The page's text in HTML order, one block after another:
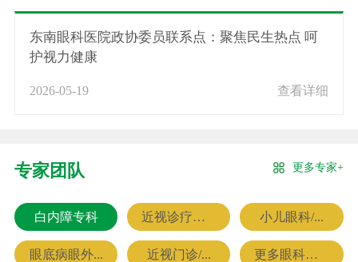
东南眼科医院政协委员联系点：聚焦民生热点 呵
护视力健康
2026-05-19 查看详细
专家团队 更多专家+
白内障专科 近视诊疗专科 小儿眼科/...
眼底病眼外... 近视门诊/... 更多眼科专家